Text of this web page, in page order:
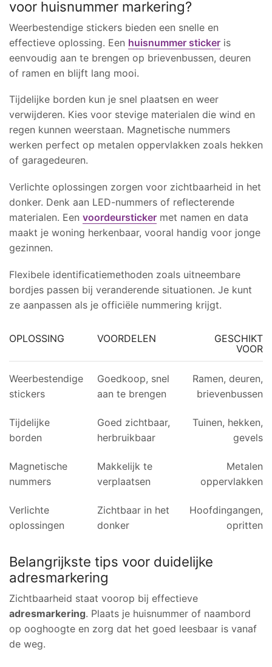
voor huisnummer markering?
Weerbestendige stickers bieden een snelle en
effectieve oplossing. Een huisnummer sticker is
eenvoudig aan te brengen op brievenbussen, deuren
of ramen en blijft lang mooi.
Tijdelijke borden kun je snel plaatsen en weer
verwijderen. Kies voor stevige materialen die wind en
regen kunnen weerstaan. Magnetische nummers
werken perfect op metalen oppervlakken zoals hekken
of garagedeuren.
Verlichte oplossingen zorgen voor zichtbaarheid in het
donker. Denk aan LED-nummers of reflecterende
materialen. Een voordeursticker met namen en data
maakt je woning herkenbaar, vooral handig voor jonge
gezinnen.
Flexibele identificatiemethoden zoals uitneembare
bordjes passen bij veranderende situationen. Je kunt
ze aanpassen als je officiële nummering krijgt.
OPLOSSING VOORDELEN
GESCHIKT
VOOR
Weerbestendige
stickers
Goedkoop, snel
aan te brengen
Ramen, deuren,
brievenbussen
Tijdelijke
borden
Goed zichtbaar,
herbruikbaar
Tuinen, hekken,
gevels
Magnetische
nummers
Makkelijk te
verplaatsen
Metalen
oppervlakken
Verlichte
oplossingen
Zichtbaar in het
donker
Hoofdingangen,
opritten
Belangrijkste tips voor duidelijke
adresmarkering
Zichtbaarheid staat voorop bij effectieve
adresmarkering. Plaats je huisnummer of naambord
op ooghoogte en zorg dat het goed leesbaar is vanaf
de weg.